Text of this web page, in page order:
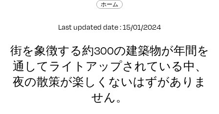
ホーム
Last updated date : 15/01/2024
街を象徴する約300の建築物が年間を
通してライトアップされている中、
夜の散策が楽しくないはずがありま
せん。